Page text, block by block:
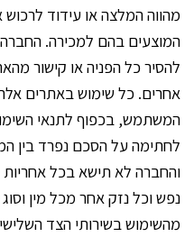
מהווה המלצה או עידוד
המוצעים בהם למכירה.
להסיר כל הפניה או קישור
אחרים. כל שימוש באתרים
המשתמש, בכפוף לתנאי
לחתימה על הסכם נפרד בין
והחברה לא תישא בכל אחריות
נפש וכל נזק אחר מכל מין
מהשימוש בשירותי הצד